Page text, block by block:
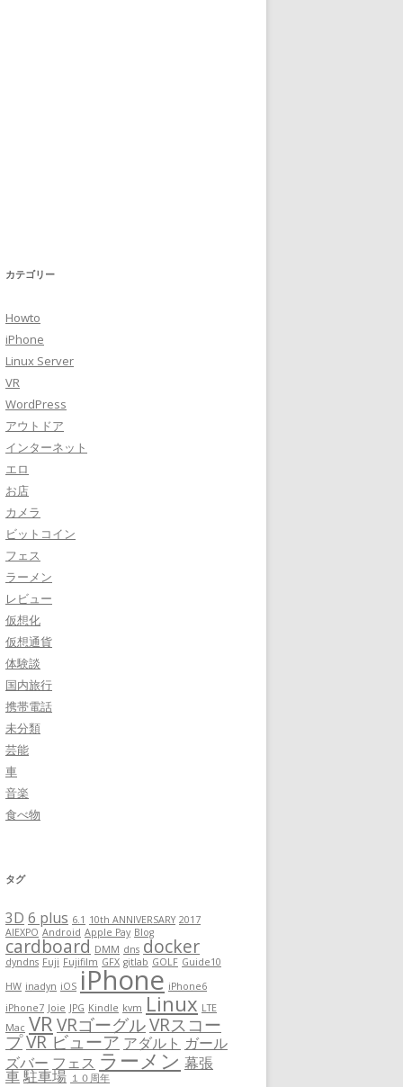
カテゴリー
Howto
iPhone
Linux Server
VR
WordPress
アウトドア
インターネット
エロ
お店
カメラ
ビットコイン
フェス
ラーメン
レビュー
仮想化
仮想通貨
体験談
国内旅行
携帯電話
未分類
芸能
車
音楽
食べ物
タグ
3D 6 plus 6.1 10th ANNIVERSARY 2017
AIEXPO Android Apple Pay Blog
cardboard DMM dns docker
dyndns Fuji Fujifilm GFX gitlab GOLF Guide10
HW inadyn iOS iPhone iPhone6
iPhone7 Joie JPG Kindle kvm Linux LTE
Mac VRVRゴーグルVRスコー
プVR ビューア アダルト ガール
ズバー フェス ラーメン 幕張
車駐車場 １０周年